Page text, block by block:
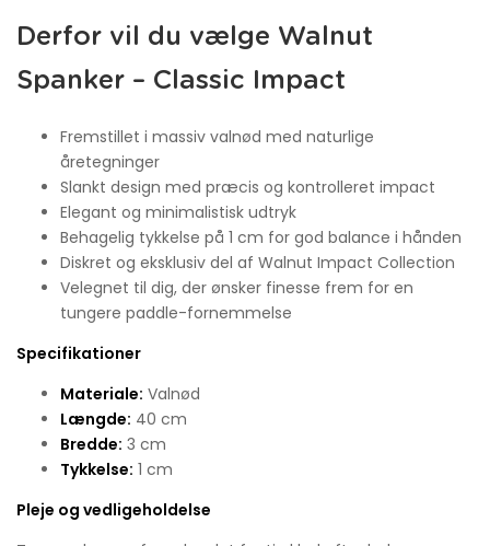
Derfor vil du vælge Walnut
Spanker – Classic Impact
Fremstillet i massiv valnød med naturlige
åretegninger
Slankt design med præcis og kontrolleret impact
Elegant og minimalistisk udtryk
Behagelig tykkelse på 1 cm for god balance i hånden
Diskret og eksklusiv del af Walnut Impact Collection
Velegnet til dig, der ønsker finesse frem for en
tungere paddle-fornemmelse
Specifikationer
Materiale: Valnød
Længde: 40 cm
Bredde: 3 cm
Tykkelse: 1 cm
Pleje og vedligeholdelse